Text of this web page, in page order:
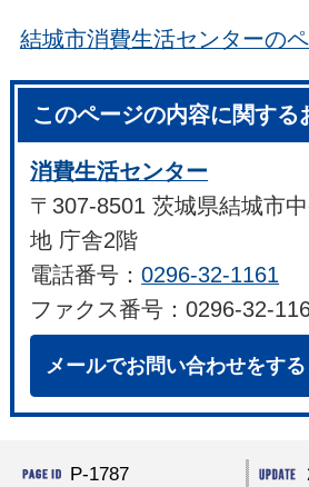
結城市消費生活センターの
このページの内容に関する
消費生活センター
〒307-8501 茨城県結城市
地 庁舎2階
電話番号：0296-32-1161
ファクス番号：0296-32-
メールでお問い合わせをする
P-1787